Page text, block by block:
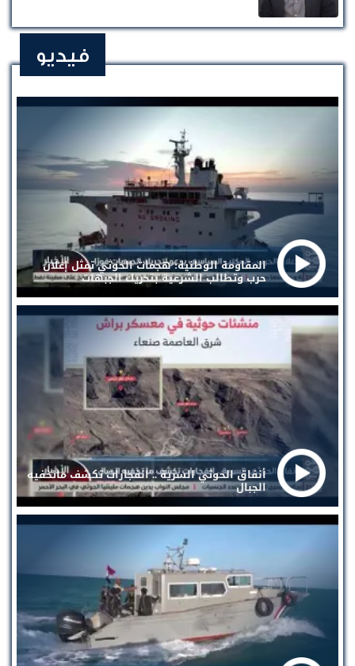
فيديو
المقاومة الوطنية: هجمات الحوثي تمثل إعلان
حرب وتطالب الشرعية بتحريك الجبهات
أنفاق الحوثي السرية .. انفجارات تكشف ماتخفيه
الجبال